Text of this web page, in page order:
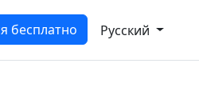
бесплатно Русский